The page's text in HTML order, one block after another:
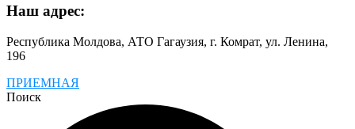
Наш адрес:
Республика Молдова, АТО Гагаузия, г. Комрат, ул. Ленина,
196
ПРИЕМНАЯ
Поиск